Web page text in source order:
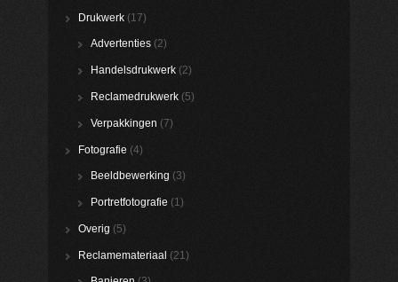
Drukwerk (17)
Advertenties (2)
Handelsdrukwerk (2)
Reclamedrukwerk (5)
Verpakkingen (7)
Fotografie (4)
Beeldbewerking (3)
Portretfotografie (1)
Overig (5)
Reclamemateriaal (21)